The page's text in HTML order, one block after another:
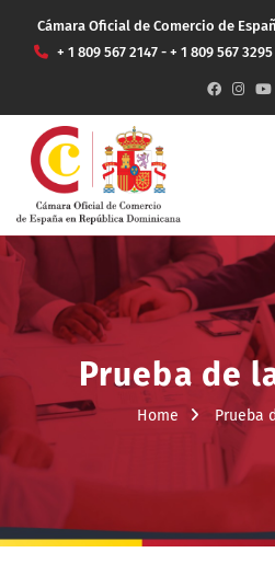
Cámara Oficial de Comercio de
+ 1 809 567 2147 - + 1 809 567 3295
Prueba de
Home Prueba